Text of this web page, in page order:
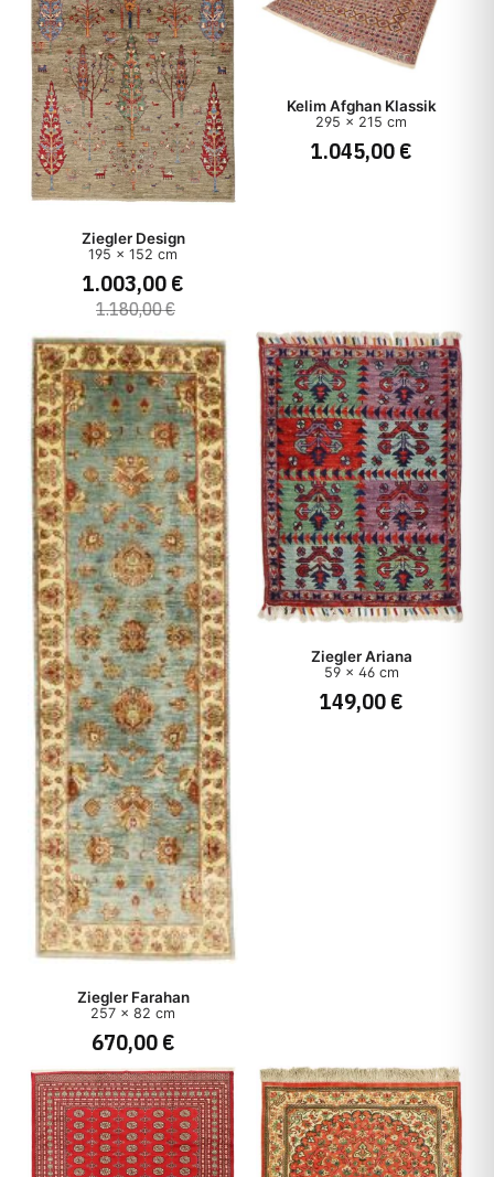
Ziegler Design
195 x 152 cm
1.003,00 €
1.180,00 €
Kelim Afghan Klassik
295 x 215 cm
1.045,00 €
Ziegler Farahan
257 x 82 cm
670,00 €
Ziegler Ariana
59 x 46 cm
149,00 €